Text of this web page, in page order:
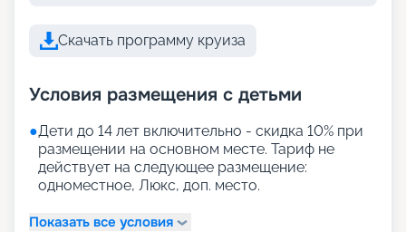
Скачать программу круиза
Условия размещения с детьми
●Дети до 14 лет включительно - скидка 10% при
размещении на основном месте. Тариф не
действует на следующее размещение:
одноместное, Люкс, доп. место.
Показать все условия